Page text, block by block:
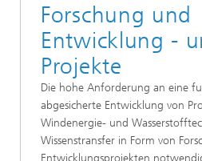
Forschung und
Entwicklung -
Projekte
Die hohe Anforderung an eine
abgesicherte Entwicklung von
Windenergie- und
Wissenstransfer in Form von
Entwicklungsprojekten